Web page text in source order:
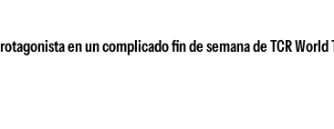
en un complicado fin de semana de TCR World